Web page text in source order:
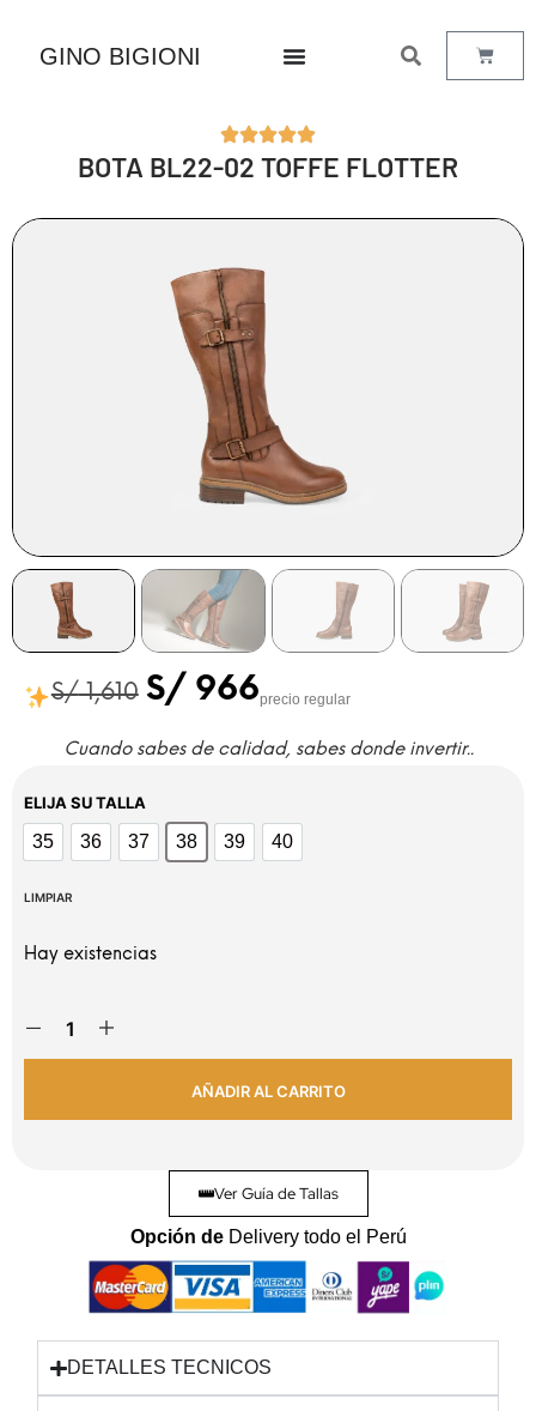
GINO BIGIONI
BOTA BL22-02 TOFFE FLOTTER
S/1,610 S/ 966precio regular
Cuando sabes de calidad, sabes donde invertir..
ELIJA SU TALLA
35
35
36
36
37
37
38
38
39
39
40
40
LIMPIAR
Hay existencias
AÑADIR AL CARRITO
Ver Guía de Tallas
Opción de Delivery todo el Perú
DETALLES TECNICOS